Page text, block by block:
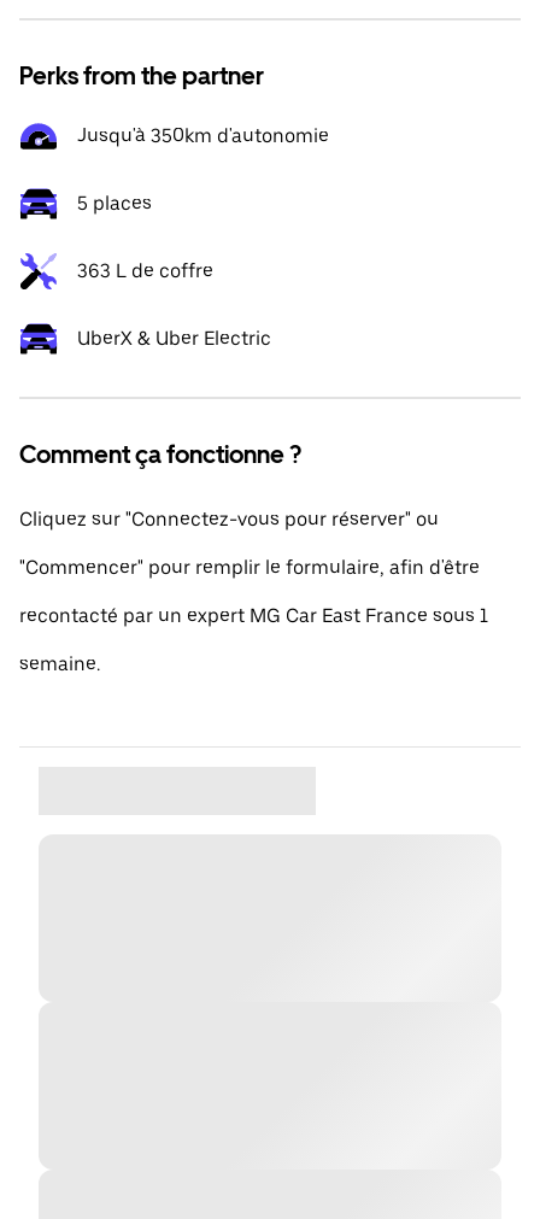
Perks from the partner
Jusqu'à 350km d'autonomie
5 places
363 L de coffre
UberX & Uber Electric
Comment ça fonctionne ?
Cliquez sur "Connectez-vous pour réserver" ou
"Commencer" pour remplir le formulaire, afin d'être
recontacté par un expert MG Car East France sous 1
semaine.